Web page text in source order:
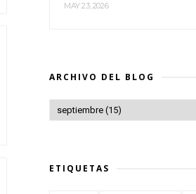
MAY 23, 2026
ARCHIVO DEL BLOG
ETIQUETAS